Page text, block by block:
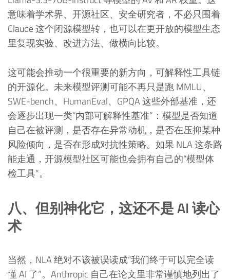
意味着学术界、开源社区、安全研究者，不必只围着
Claude 这个闭源模型转，也可以在更开放的模型生态
里复现实验、改进方法、做横向比较。
这可能会推动一个很重要的新方向，可解释性工具链
的开源化。未来模型评测可能不再只是跑 MMLU、
SWE-bench、HumanEval、GPQA 这些外部基准，还
会逐步出现一类“内部可解释性基准”：模型是否知道
自己在被评测，是否存在异常动机，是否在压抑某种
风险倾向，是否在形成对抗性策略。如果 NLA 这条路
能走通，开源模型社区可能也会拥有自己的“模型体
检工具”。
八、但别神化它，这还不是 AI 读心
术
当然，NLA 绝对不该被误读成“我们终于可以完全读
懂 AI 了”。Anthropic 自己在论文里非常谨慎地列出了